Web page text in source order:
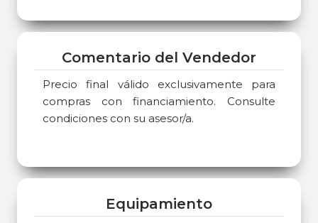
Comentario del Vendedor
Precio final válido exclusivamente para
compras con financiamiento. Consulte
condiciones con su asesor/a.
Equipamiento